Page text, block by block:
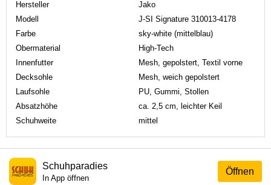
Hersteller
Jako
Modell
J-SI Signature 310013-4178
Farbe
sky-white (mittelblau)
Obermaterial
High-Tech
Innenfutter
Mesh, gepolstert, Textil vorne
Decksohle
Mesh, weich gepolstert
Laufsohle
PU, Gummi, Stollen
Absatzhöhe
ca. 2,5 cm, leichter Keil
Schuhweite
mittel
Öffnen
Schuhparadies
In App öffnen